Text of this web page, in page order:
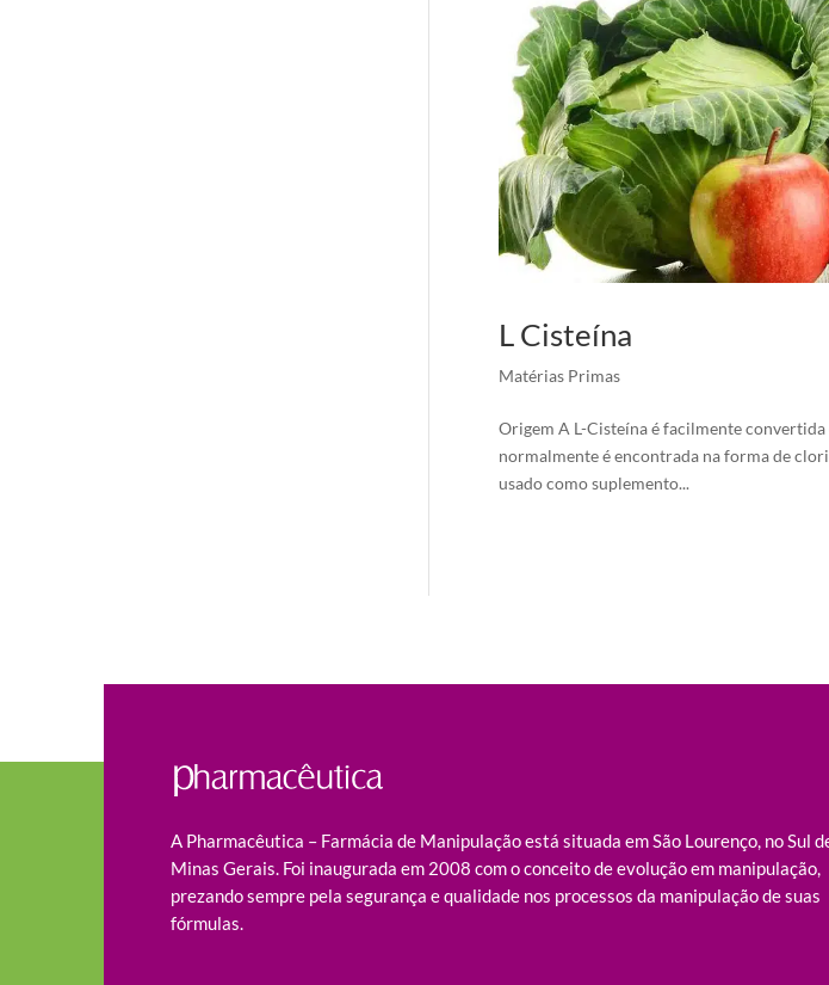
L Cisteína
Matérias Primas
Origem A L-Cisteína é facilmente
normalmente é encontrada na forma de
usado como suplemento...
A Pharmacêutica – Farmácia de Manipulação está situada em São Lourenço, no Sul
Minas Gerais. Foi inaugurada em 2008 com o conceito de evolução em manipulação,
prezando sempre pela segurança e qualidade nos processos da manipulação de suas
fórmulas.